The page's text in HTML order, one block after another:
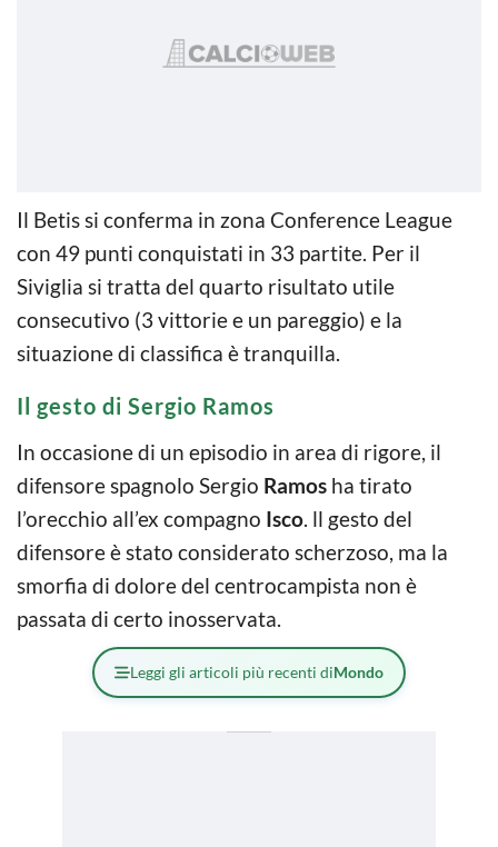
Il Betis si conferma in zona Conference League
con 49 punti conquistati in 33 partite. Per il
Siviglia si tratta del quarto risultato utile
consecutivo (3 vittorie e un pareggio) e la
situazione di classifica è tranquilla.
Il gesto di Sergio Ramos
In occasione di un episodio in area di rigore, il
difensore spagnolo Sergio Ramos ha tirato
l’orecchio all’ex compagno Isco. ll gesto del
difensore è stato considerato scherzoso, ma la
smorfia di dolore del centrocampista non è
passata di certo inosservata.
Leggi gli articoli più recenti diMondo